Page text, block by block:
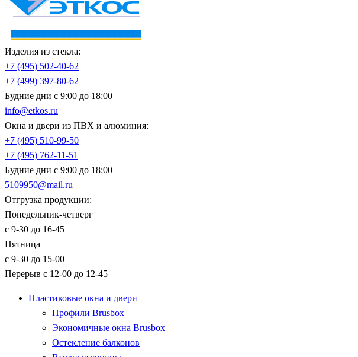
Изделия из стекла:
+7 (495) 502-40-62
+7 (499) 397-80-62
Будние дни с 9:00 до 18:00
info@etkos.ru
Окна и двери из ПВХ и алюминия:
+7 (495) 510-99-50
+7 (495) 762-11-51
Будние дни с 9:00 до 18:00
5109950@mail.ru
Отгрузка продукции:
Понедельник-четверг
с 9-30 до 16-45
Пятница
с 9-30 до 15-00
Перерыв с 12-00 до 12-45
Пластиковые окна и двери
Профили Brusbox
Экономичные окна Brusbox
Остекление балконов